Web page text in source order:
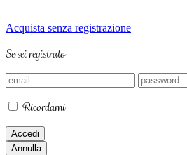
Acquista senza registrazione
Se sei registrato
Ricordami